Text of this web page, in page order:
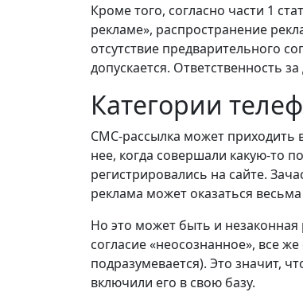
Кроме того, согласно части 1
рекламе», распространение
отсутствие предварительного
допускается. Ответственность
Категории
СМС-рассылка может приходить
нее, когда совершали какую-то
регистрировались на сайте.
реклама может оказаться
Но это может быть и незаконная
согласие «неосознанное», все
подразумевается). Это значит,
включили его в свою базу.